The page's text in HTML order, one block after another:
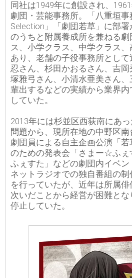
同社は1949年に創設され、
劇団・芸能事務所。「八重垣
Selection」「劇団若草」に部
のうちと附属養成所を兼ねる劇
ス、小学クラス、中学クラス
あり、老舗の子役事務所とし
忍さん、杉田かおるさん、吉
塚雅弓さん、小清水亜美さん
輩出するなどの実績から業界
していた。
2013年には杉並区西荻南にあ
問題から、現所在地の中野区
劇団員による自主企画公演「
のための発表会「さまー☆ふ
ふぇすた」などの劇団内イベ
ネットラジオでの独自番組の
を行っていたが、近年は所属
次いだことから経営が困難と
停止していた。